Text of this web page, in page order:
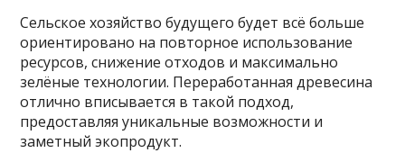
Сельское хозяйство будущего будет всё больше
ориентировано на повторное использование
ресурсов, снижение отходов и максимально
зелёные технологии. Переработанная древесина
отлично вписывается в такой подход,
предоставляя уникальные возможности и
заметный экопродукт.